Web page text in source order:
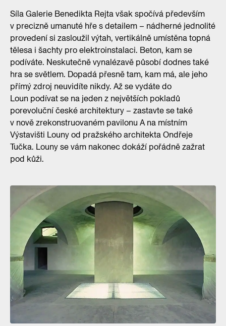
Síla Galerie Benedikta Rejta však spočívá především
v precizně umanuté hře s detailem – nádherné jednolité
provedení si zasloužil výtah, vertikálně umístěna topná
tělesa i šachty pro elektroinstalaci. Beton, kam se
podíváte. Neskutečně vynalézavě působí dodnes také
hra se světlem. Dopadá přesně tam, kam má, ale jeho
přímý zdroj neuvidíte nikdy. Až se vydáte do
Loun podívat se na jeden z největších pokladů
porevoluční české architektury – zastavte se také
v nově zrekonstruovaném pavilonu A na místním
Výstavišti Louny od pražského architekta Ondřeje
Tučka. Louny se vám nakonec dokáží pořádně zažrat
pod kůži.